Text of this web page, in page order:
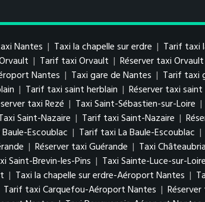
Nantes | Taxi la chapelle sur erdre | Tarif taxi
| Tarif taxi Orvault | Réserver taxi Orvault
Nantes | Taxi gare de Nantes | Tarif taxi
| Tarif taxi saint herblain | Réserver taxi saint
taxi Rezé | Taxi Saint-Sébastien-sur-Loire |
Saint-Nazaire | Tarif taxi Saint-Nazaire |
Escoublac | Tarif taxi La Baule-Escoublac |
| Réserver taxi Guérande | Taxi
Saint-Brevin-les-Pins | Taxi Sainte-Luce-sur-Loire
| Taxi la chapelle sur erdre-Aéroport Nantes |
Tarif taxi Carquefou-Aéroport Nantes |